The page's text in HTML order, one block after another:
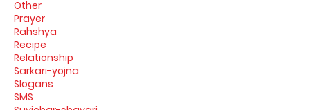
Other
Prayer
Rahshya
Recipe
Relationship
Sarkari-yojna
Slogans
SMS